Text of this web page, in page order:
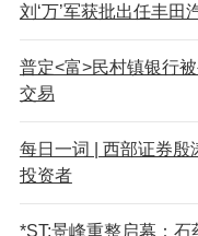
刘‘万’军获批出任丰
普定<富>民村镇银行
交易
每日一词 | 西部证券殷
投资者
*ST;景峰重整启幕：